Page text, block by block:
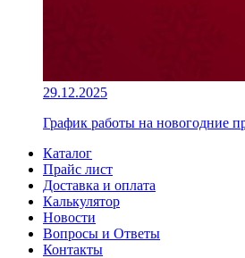
29.12.2025
График работы на новогодние
Каталог
Прайс лист
Доставка и оплата
Калькулятор
Новости
Вопросы и Ответы
Контакты